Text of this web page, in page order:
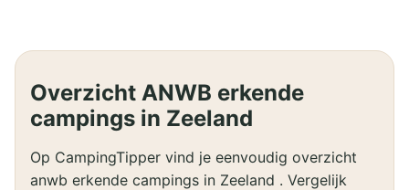
Overzicht ANWB erkende
campings in Zeeland
Op CampingTipper vind je eenvoudig overzicht
anwb erkende campings in Zeeland . Vergelijk